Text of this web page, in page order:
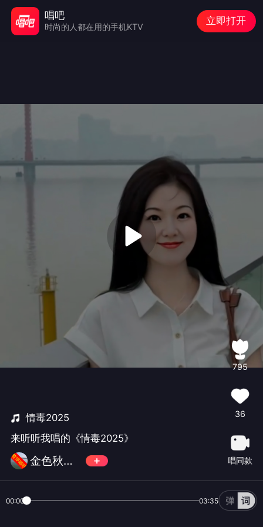
情毒2025
来听听我唱的《情毒2025》
金色秋天87l70
795
36
唱同款
00:00 03:35
唱吧
时尚的人都在用的手机KTV
立即打开